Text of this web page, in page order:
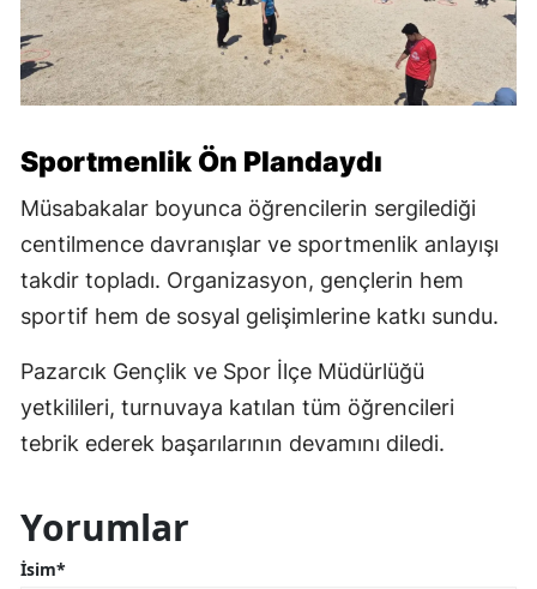
Sportmenlik Ön Plandaydı
Müsabakalar boyunca öğrencilerin sergilediği
centilmence davranışlar ve sportmenlik anlayışı
takdir topladı. Organizasyon, gençlerin hem
sportif hem de sosyal gelişimlerine katkı sundu.
Pazarcık Gençlik ve Spor İlçe Müdürlüğü
yetkilileri, turnuvaya katılan tüm öğrencileri
tebrik ederek başarılarının devamını diledi.
Yorumlar
İsim*